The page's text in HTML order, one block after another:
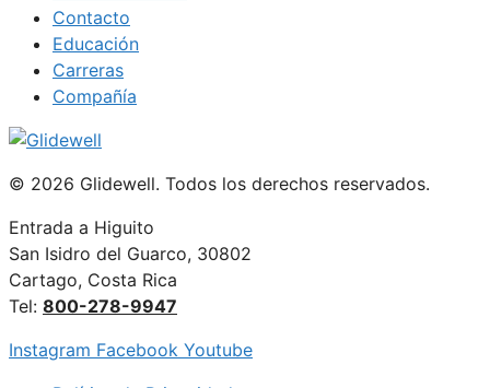
Contacto
Educación
Carreras
Compañía
© 2026 Glidewell. Todos los derechos reservados.
Entrada a Higuito
San Isidro del Guarco, 30802
Cartago, Costa Rica
Tel: 800-278-9947
Instagram Facebook Youtube